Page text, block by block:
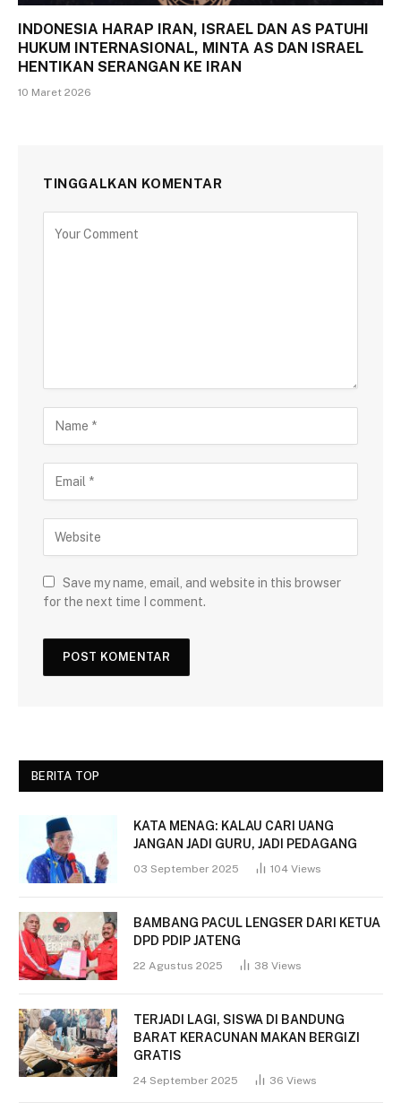
INDONESIA HARAP IRAN, ISRAEL DAN AS PATUHI
HUKUM INTERNASIONAL, MINTA AS DAN ISRAEL
HENTIKAN SERANGAN KE IRAN
10 Maret 2026
TINGGALKAN KOMENTAR
Save my name, email, and website in this browser
for the next time I comment.
BERITA TOP
KATA MENAG: KALAU CARI UANG
JANGAN JADI GURU, JADI PEDAGANG
03 September 2025 104 Views
BAMBANG PACUL LENGSER DARI KETUA
DPD PDIP JATENG
22 Agustus 2025 38 Views
TERJADI LAGI, SISWA DI BANDUNG
BARAT KERACUNAN MAKAN BERGIZI
GRATIS
24 September 2025 36 Views